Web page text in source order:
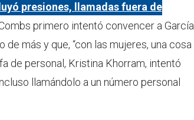
presiones, llamadas fuera de
primero intentó convencer a García
más y que, “con las mujeres, una cosa
de personal, Kristina Khorram, intentó
llamándolo a un número personal